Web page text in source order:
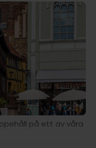
på ett av våra